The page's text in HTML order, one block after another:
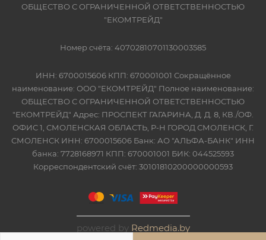
ОБЩЕСТВО С ОГРАНИЧЕННОЙ ОТВЕТСТВЕННОСТЬЮ
"ЕКОМТРЕЙД"
Номер счёта: 40702810701130003585
ИНН: 6700015606 КПП: 670001001 Сокращённое
наименование: ООО "ЕКОМТРЕЙД" Полное наименование:
ОБЩЕСТВО С ОГРАНИЧЕННОЙ ОТВЕТСТВЕННОСТЬЮ
"ЕКОМТРЕЙД" Адрес: ПРОСПЕКТ ГАГАРИНА, Д. Д. 8, КВ./ОФ.
ОФИС 1, СМОЛЕНСКАЯ ОБЛАСТЬ, Р-Н ГОРОД СМОЛЕНСК, Г.
СМОЛЕНСК ИНН: 6700015606 Банк: АО "АЛЬФА-БАНК" ИНН
банка: 7728168971 КПП: 670001001 БИК: 044525593
Корреспондентский счёт: 30101810200000000593
powered by Redmedia.by